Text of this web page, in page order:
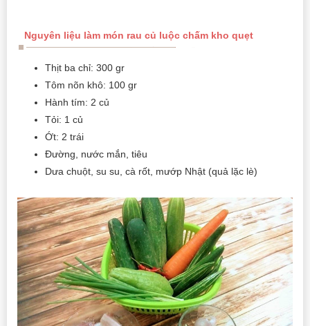
Nguyên liệu làm món rau củ luộc chấm kho quẹt
Thịt ba chỉ: 300 gr
Tôm nõn khô: 100 gr
Hành tím: 2 củ
Tỏi: 1 củ
Ớt: 2 trái
Đường, nước mắn, tiêu
Dưa chuột, su su, cà rốt, mướp Nhật (quả lặc lè)